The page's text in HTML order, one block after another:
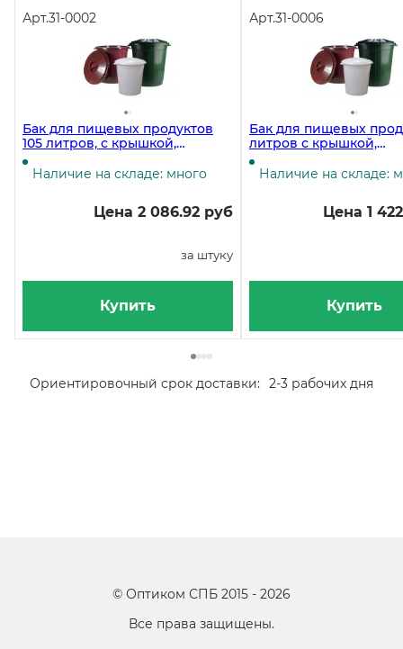
Арт.31-0002
Бак для пищевых продуктов
105 литров, с крышкой,
пластиковый, диаметр 56 см,
высота 62 см
Наличие на складе: много
Цена 2 086.92 руб
за штуку
Купить
Арт.31-0006
Бак для пищевых
литров с крышкой,
пластиковый,
высота 53 см
Наличие на складе:
Цена 1
Купить
Ориентировочный срок доставки: 2-3 рабочих дня
© Оптиком СПБ 2015 - 2026
Все права защищены.